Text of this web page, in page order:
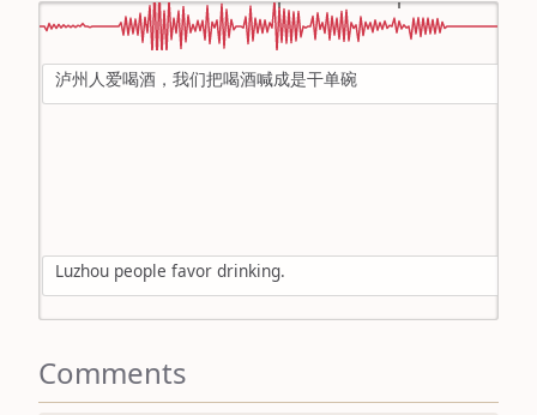
default
english
泸州人爱喝酒，我们把喝酒喊成是干单碗
Luzhou people favor drinking.
Comments